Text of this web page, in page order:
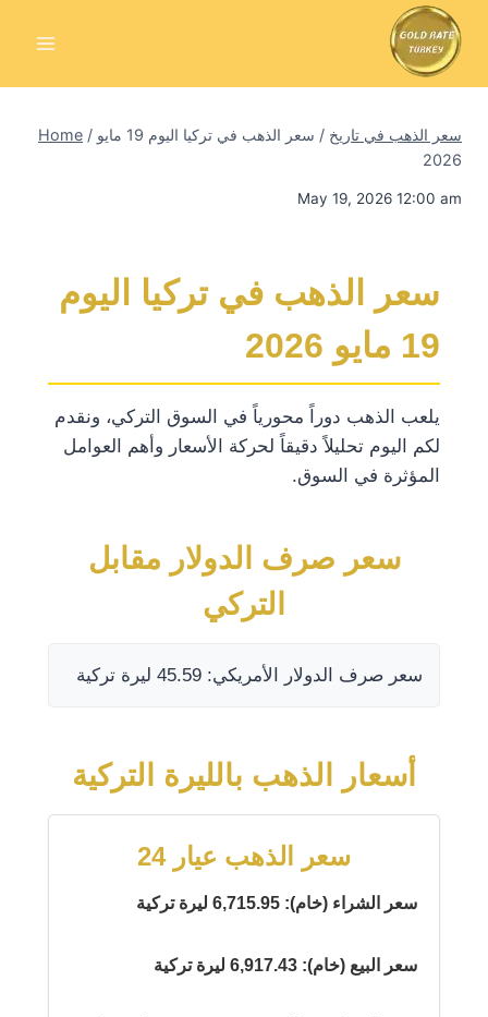
Home / سعر الذهب في تاريخ /
سعر الذهب في تركيا اليوم 19 مايو
2026
May 19, 2026 12:00 am
سعر الذهب في تركيا اليوم
19 مايو 2026
يلعب الذهب دوراً محورياً في السوق التركي، ونقدم
لكم اليوم تحليلاً دقيقاً لحركة الأسعار وأهم العوامل
المؤثرة في السوق.
سعر صرف الدولار مقابل
التركي
سعر صرف الدولار الأمريكي: 45.59 ليرة تركية
أسعار الذهب بالليرة التركية
سعر الذهب عيار 24
سعر الشراء (خام): 6,715.95 ليرة تركية
سعر البيع (خام): 6,917.43 ليرة تركية